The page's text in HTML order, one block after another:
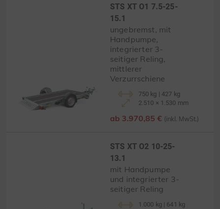
STS XT O1 7.5-25-
15.1
ungebremst, mit
Handpumpe,
integrierter 3-
seitiger Reling,
mittlerer
Verzurrschiene
750 kg | 427 kg
2.510 × 1.530 mm
ab 3.970,85 € (inkl. MwSt.)
STS XT O2 10-25-
13.1
mit Handpumpe
und integrierter 3-
seitiger Reling
1.000 kg | 641 kg